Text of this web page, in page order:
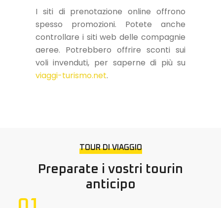
I siti di prenotazione online offrono
spesso promozioni. Potete anche
controllare i siti web delle compagnie
aeree. Potrebbero offrire sconti sui
voli invenduti, per saperne di più su
viaggi-turismo.net.
TOUR DI VIAGGIO
Preparate i vostri tourin
anticipo